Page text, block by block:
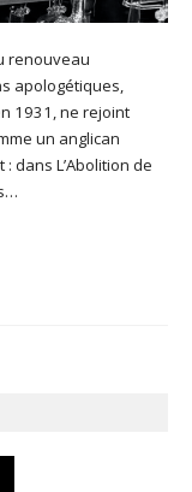
renouveau
apologétiques,
1931, ne rejoint
un anglican
dans L’Abolition de